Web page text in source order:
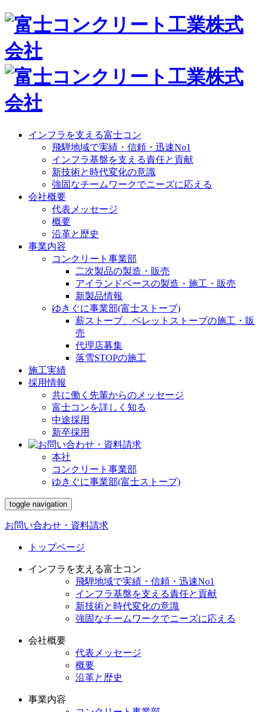
インフラを支える富士コン
飛騨地域で実績・信頼・迅速No1
インフラ基盤を支える責任と貢献
新技術と時代変化の意識
強固なチームワークでニーズに応える
会社概要
代表メッセージ
概要
沿革と歴史
事業内容
コンクリート事業部
二次製品の製造・販売
アイランドベースの製造・施工・販売
新製品情報
ゆきぐに事業部(富士ストーブ)
薪ストーブ、ペレットストーブの施工・販
売
代理店募集
落雪STOPの施工
施工実績
採用情報
共に働く先輩からのメッセージ
富士コンを詳しく知る
中途採用
新卒採用
本社
コンクリート事業部
ゆきぐに事業部(富士ストーブ)
toggle navigation
お問い合わせ・資料請求
トップページ
インフラを支える富士コン
飛騨地域で実績・信頼・迅速No1
インフラ基盤を支える責任と貢献
新技術と時代変化の意識
強固なチームワークでニーズに応える
会社概要
代表メッセージ
概要
沿革と歴史
事業内容